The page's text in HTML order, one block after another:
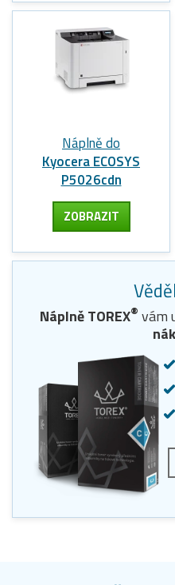
Náplně do
Kyocera ECOSYS
P5026cdn
ZOBRAZIT
Náplně TOREX® vám